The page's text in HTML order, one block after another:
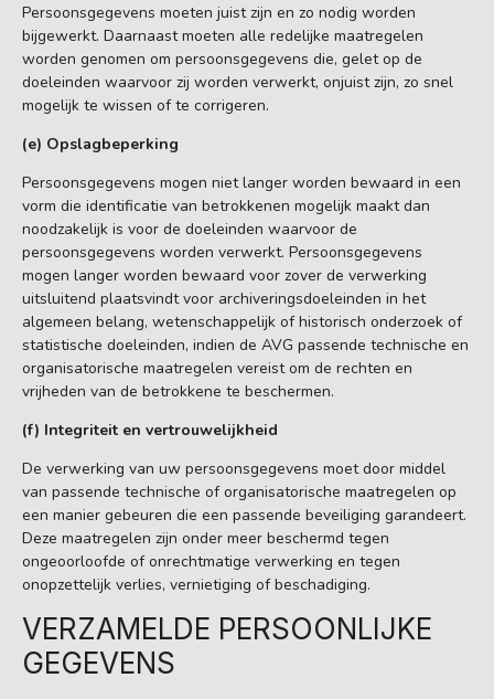
Persoonsgegevens moeten juist zijn en zo nodig worden
bijgewerkt. Daarnaast moeten alle redelijke maatregelen
worden genomen om persoonsgegevens die, gelet op de
doeleinden waarvoor zij worden verwerkt, onjuist zijn, zo snel
mogelijk te wissen of te corrigeren.
(e) Opslagbeperking
Persoonsgegevens mogen niet langer worden bewaard in een
vorm die identificatie van betrokkenen mogelijk maakt dan
noodzakelijk is voor de doeleinden waarvoor de
persoonsgegevens worden verwerkt. Persoonsgegevens
mogen langer worden bewaard voor zover de verwerking
uitsluitend plaatsvindt voor archiveringsdoeleinden in het
algemeen belang, wetenschappelijk of historisch onderzoek of
statistische doeleinden, indien de AVG passende technische en
organisatorische maatregelen vereist om de rechten en
vrijheden van de betrokkene te beschermen.
(f) Integriteit en vertrouwelijkheid
De verwerking van uw persoonsgegevens moet door middel
van passende technische of organisatorische maatregelen op
een manier gebeuren die een passende beveiliging garandeert.
Deze maatregelen zijn onder meer beschermd tegen
ongeoorloofde of onrechtmatige verwerking en tegen
onopzettelijk verlies, vernietiging of beschadiging.
VERZAMELDE PERSOONLIJKE
GEGEVENS